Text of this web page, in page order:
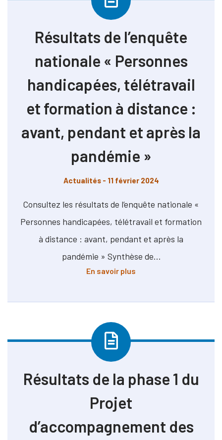
Résultats de l’enquête
nationale « Personnes
handicapées, télétravail
et formation à distance :
avant, pendant et après la
pandémie »
Actualités- 11 février 2024
Consultez les résultats de l’enquête nationale «
Personnes handicapées, télétravail et formation
à distance : avant, pendant et après la
pandémie » Synthèse de…
En savoir plus
Résultats de la phase 1 du
Projet
d’accompagnement des